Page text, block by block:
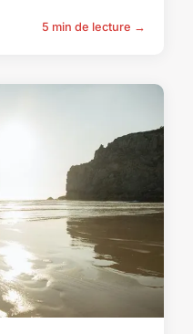
5 min de lecture →